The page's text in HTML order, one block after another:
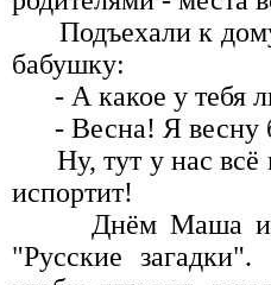
Подъехали к
бабушку:
- А какое у тебя
- Весна! Я весну
Ну, тут у нас всё
испортит!
Днём Маша
"Русские